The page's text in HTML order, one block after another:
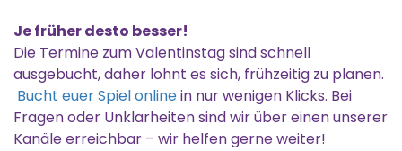
Je früher desto besser!
Die Termine zum Valentinstag sind schnell
ausgebucht, daher lohnt es sich, frühzeitig zu planen.
Bucht euer Spiel onlinein nur wenigen Klicks. Bei
Fragen oder Unklarheiten sind wir über einen unserer
Kanäle erreichbar – wir helfen gerne weiter!